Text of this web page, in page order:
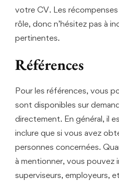
votre CV. Les
rôle, donc n’hésitez pas à
pertinentes.
Références
Pour les références, vous
sont disponibles sur
directement. En général, il
inclure que si vous avez
personnes concernées.
à mentionner, vous pouvez
superviseurs, employeurs,